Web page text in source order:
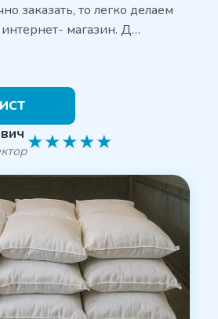
заказать, то легко делаем
магазин. Д…
★★★★★